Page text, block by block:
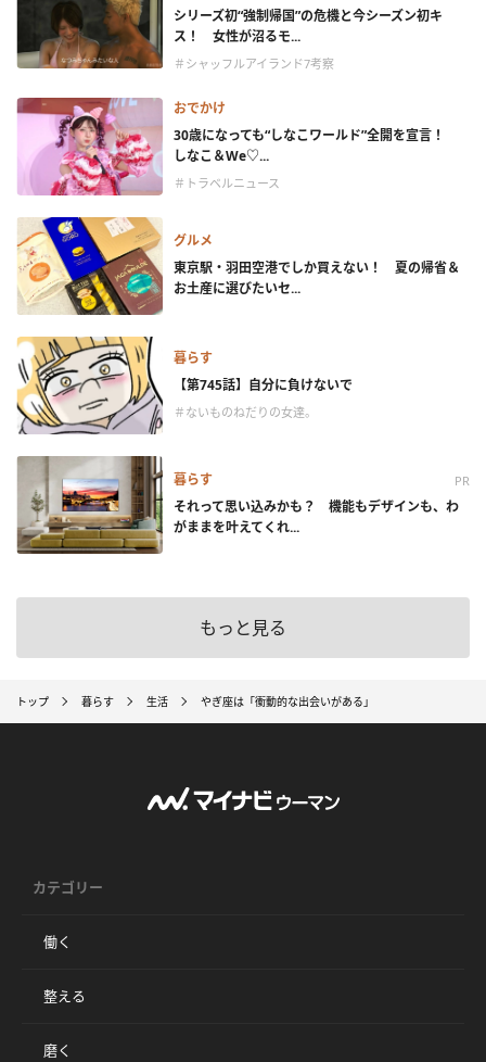
シリーズ初“強制帰国”の危機と今シーズン初キ
ス！ 女性が沼るモ...
＃シャッフルアイランド7考察
おでかけ
30歳になっても“しなこワールド”全開を宣言！
しなこ＆We♡...
＃トラベルニュース
グルメ
東京駅・羽田空港でしか買えない！ 夏の帰省＆
お土産に選びたいセ...
暮らす
【第745話】自分に負けないで
＃ないものねだりの女達。
暮らす PR
それって思い込みかも？ 機能もデザインも、わ
がままを叶えてくれ...
もっと見る
トップ 暮らす 生活 やぎ座は「衝動的な出会いがある」
カテゴリー
働く
整える
磨く